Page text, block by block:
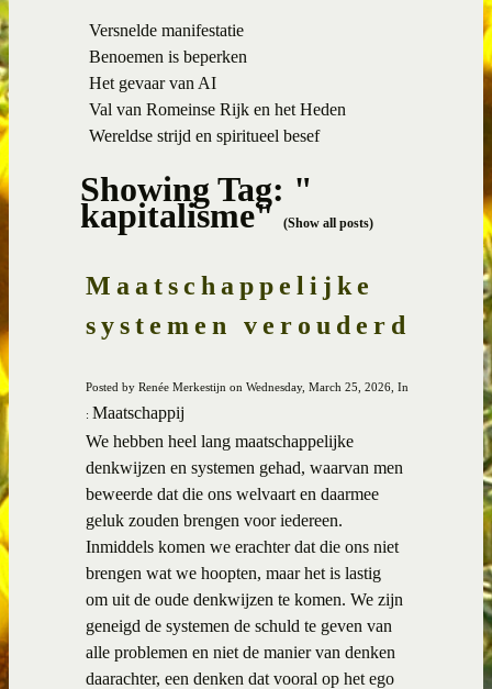
Versnelde manifestatie
Benoemen is beperken
Het gevaar van AI
Val van Romeinse Rijk en het Heden
Wereldse strijd en spiritueel besef
Showing Tag: "
kapitalisme" (Show all posts)
Maatschappelijke
systemen verouderd
Posted by Renée Merkestijn on Wednesday, March 25, 2026, In
: Maatschappij
We hebben heel lang maatschappelijke
denkwijzen en systemen gehad, waarvan men
beweerde dat die ons welvaart en daarmee
geluk zouden brengen voor iedereen.
Inmiddels komen we erachter dat die ons niet
brengen wat we hoopten, maar het is lastig
om uit de oude denkwijzen te komen. We zijn
geneigd de systemen de schuld te geven van
alle problemen en niet de manier van denken
daarachter, een denken dat vooral op het ego